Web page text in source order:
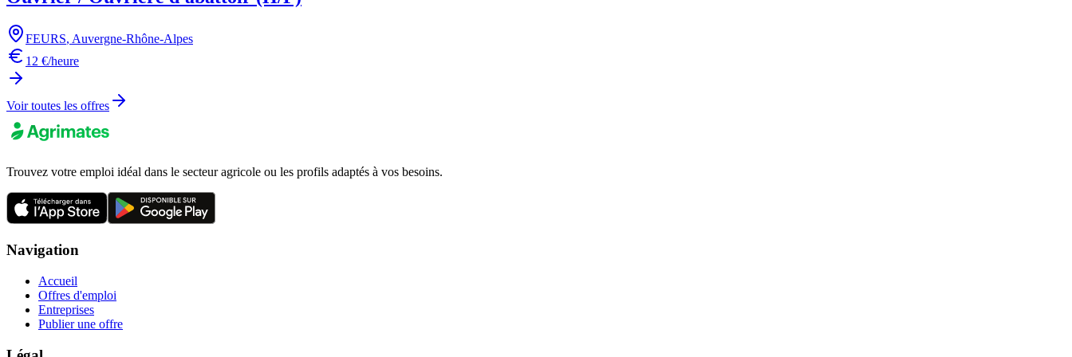
FEURS, Auvergne-Rhône-Alpes
12 €/heure
Voir toutes les offres
Trouvez votre emploi idéal dans le secteur agricole ou les profils adaptés à vos besoins.
Navigation
Accueil
Offres d'emploi
Entreprises
Publier une offre